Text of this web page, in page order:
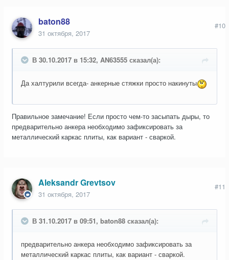
baton88
31 октября, 2017
#10
В 30.10.2017 в 15:32, AN63555 сказал(а):
Да халтурили всегда- анкерные стяжки просто накинуты
Правильное замечание! Если просто чем-то засыпать дыры, то
предварительно анкера необходимо зафиксировать за
металлический каркас плиты, как вариант - сваркой.
Aleksandr Grevtsov
31 октября, 2017
#11
В 31.10.2017 в 09:51, baton88 сказал(а):
предварительно анкера необходимо зафиксировать за
металлический каркас плиты, как вариант - сваркой.